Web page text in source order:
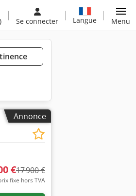
Se connecter Langue Menu
Annonce
€17 900 €
fixe hors TVA